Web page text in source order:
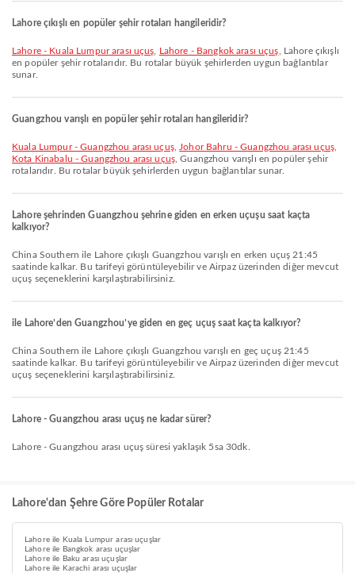
Lahore çıkışlı en popüler şehir rotaları hangileridir?
Lahore - Kuala Lumpur arası uçuş Lahore - Bangkok arası uçuş , Lahore çıkışlı
en popüler şehir rotalarıdır. Bu rotalar büyük şehirlerden uygun bağlantılar
sunar.
Guangzhou varışlı en popüler şehir rotaları hangileridir?
Kuala Lumpur - Guangzhou arası uçuş, Johor Bahru - Guangzhou arası uçuş,
Kota Kinabalu - Guangzhou arası uçuş , Guangzhou varışlı en popüler şehir
rotalarıdır. Bu rotalar büyük şehirlerden uygun bağlantılar sunar.
Lahore şehrinden Guangzhou şehrine giden en erken uçuşu saat kaçta
kalkıyor?
China Southern ile Lahore çıkışlı Guangzhou varışlı en erken uçuş 21:45
saatinde kalkar. Bu tarifeyi görüntüleyebilir ve Airpaz üzerinden diğer mevcut
uçuş seçeneklerini karşılaştırabilirsiniz.
ile Lahore’den Guangzhou’ye giden en geç uçuş saat kaçta kalkıyor?
China Southern ile Lahore çıkışlı Guangzhou varışlı en geç uçuş 21:45
saatinde kalkar. Bu tarifeyi görüntüleyebilir ve Airpaz üzerinden diğer mevcut
uçuş seçeneklerini karşılaştırabilirsiniz.
Lahore - Guangzhou arası uçuş ne kadar sürer?
Lahore - Guangzhou arası uçuş süresi yaklaşık 5sa 30dk.
Lahore'dan Şehre Göre Popüler Rotalar
Lahore ile Kuala Lumpur arası uçuşlar
Lahore ile Bangkok arası uçuşlar
Lahore ile Baku arası uçuşlar
Lahore ile Karachi arası uçuşlar